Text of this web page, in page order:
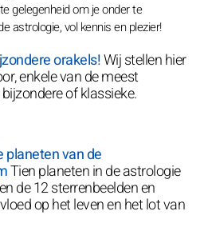
gelegenheid om je onder te
astrologie, vol kennis en plezier!
orakels!Wij stellen hier
enkele van de meest
of klassieke.
planeten van de
Tien planeten in de astrologie
de 12 sterrenbeelden en
op het leven en het lot van